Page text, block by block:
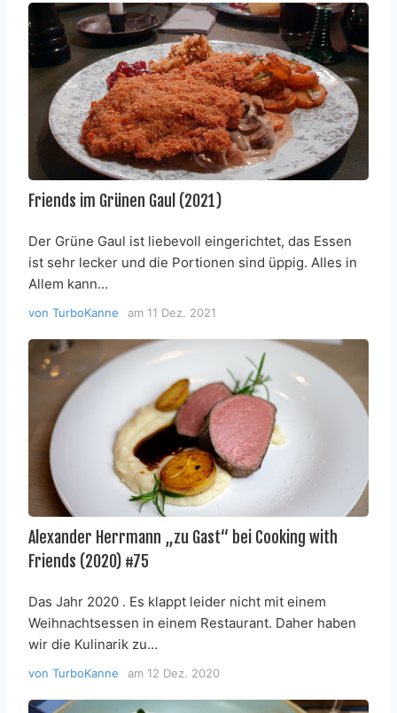
Friends im Grünen Gaul (2021)
Der Grüne Gaul ist liebevoll eingerichtet, das Essen
ist sehr lecker und die Portionen sind üppig. Alles in
Allem kann…
von TurboKanne am 11 Dez. 2021
Alexander Herrmann „zu Gast“ bei Cooking with
Friends (2020) #75
Das Jahr 2020 . Es klappt leider nicht mit einem
Weihnachtsessen in einem Restaurant. Daher haben
wir die Kulinarik zu…
von TurboKanne am 12 Dez. 2020